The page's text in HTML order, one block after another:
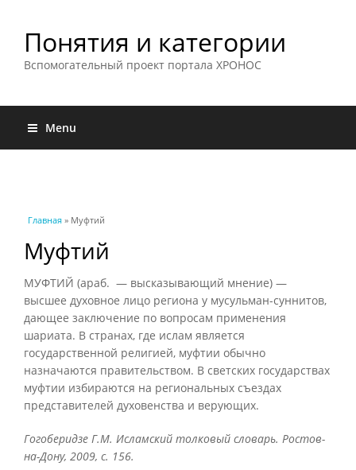
Понятия и категории
Вспомогательный проект портала ХРОНОС
Menu
Вы здесь
Главная » Муфтий
Муфтий
МУФТИЙ (араб. — высказывающий мнение) —
высшее духовное лицо региона у мусульман-суннитов,
дающее заключение по вопросам применения
шариата. В странах, где ислам является
государственной религией, муфтии обычно
назначаются правительством. В светских государствах
муфтии избираются на региональных съездах
представителей духовенства и верующих.
Гогоберидзе Г.М. Исламский толковый словарь. Ростов-
на-Дону, 2009, с. 156.